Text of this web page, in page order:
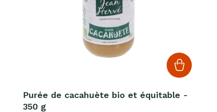
Purée de cacahuète bio et équitable -
350 g